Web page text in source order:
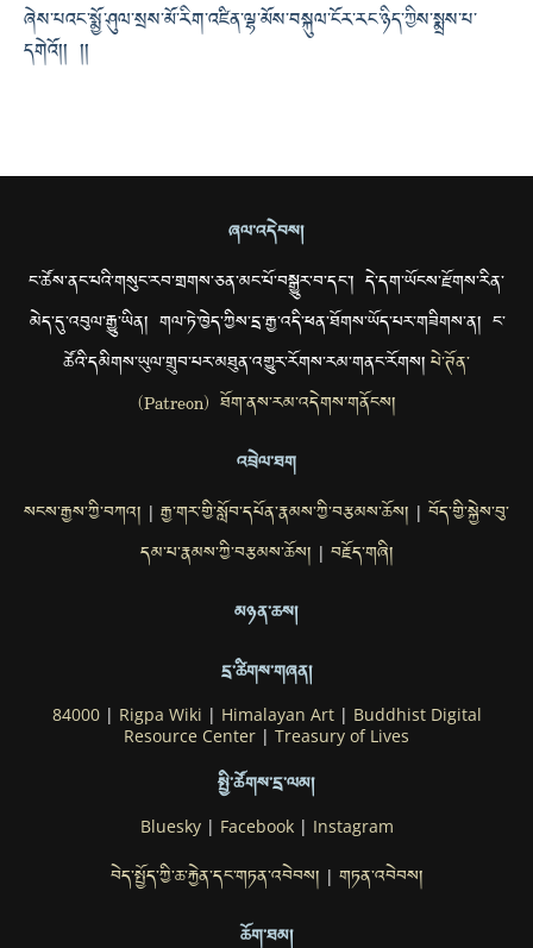
ཞེས་པའང་སྨྱོ་ཤུལ་སྲས་མོ་རིག་འཛིན་ལྷ་མོས་བསྐུལ་ངོར་རང་ཉིད་ཀྱིས་སྨྲས་པ་
དགེའོ།། །།
ཞལ་འདེབས།
ང་ཚོས་ནང་པའི་གསུང་རབ་གྲགས་ཅན་མང་པོ་བསྒྱུར་བ་དང་། དེ་དག་ཡོངས་རྫོགས་རིན་
མེད་དུ་འབུལ་རྒྱུ་ཡིན། གལ་ཏེ་ཁྱེད་ཀྱིས་དྲ་རྒྱ་འདི་ཕན་ཐོགས་ཡོད་པར་གཟིགས་ན། ང་
ཚོའི་དམིགས་ཡུལ་གྲུབ་པར་མཐུན་འགྱུར་རོགས་རམ་གནང་རོགས།པེ་ཊོན་
(Patreon) ཐོག་ནས་རམ་འདེགས་གནོངས།
འབྲེལ་ཐག
སངས་རྒྱས་ཀྱི་བཀའ། | རྒྱ་གར་གྱི་སློབ་དཔོན་རྣམས་ཀྱི་བརྩམས་ཆོས། | བོད་གྱི་སྐྱེས་བུ་
དམ་པ་རྣམས་ཀྱི་བརྩམས་ཆོས། | བརྗོད་གཞི།
མཉན་ཆས།
དྲ་ཚིགས་གཞན།
84000| Rigpa Wiki | Himalayan Art| Buddhist Digital
Resource Center | Treasury of Lives
སྤྱི་ཚོགས་དྲ་ལམ།
Bluesky| Facebook| Instagram
བེད་སྤྱོད་ཀྱི་ཆ་རྐྱེན་དང་གཏན་འབེབས། | གཏན་འབེབས།
ཆོག་ཐམ།